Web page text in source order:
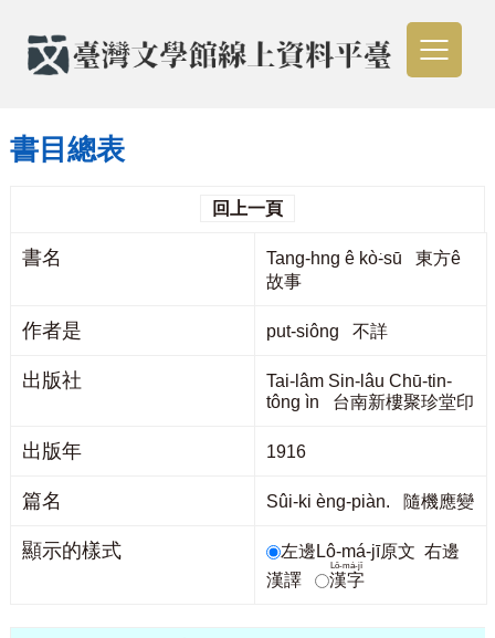
書目總表
回上一頁
書名
Tang-hng ê kò͘-sū 東方ê
故事
作者是 put-siông 不詳
出版社
Tai-lâm Sin-lâu Chū-tin-
tông ìn 台南新樓聚珍堂印
出版年 1916
篇名 Sûi-ki èng-piàn. 隨機應變
顯示的樣式 左邊Lô-má-jī原文 右邊
漢譯
漢字
Lô-má-jī